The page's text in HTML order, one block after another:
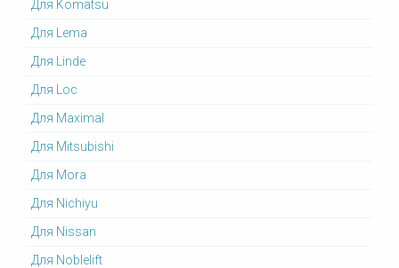
Для Komatsu
Для Lema
Для Linde
Для Loc
Для Maximal
Для Mitsubishi
Для Mora
Для Nichiyu
Для Nissan
Для Noblelift